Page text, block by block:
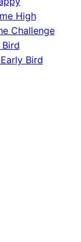
High
Challenge
Bird